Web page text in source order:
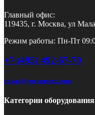
Главный офис:
119435, г. Москва, ул
Режим работы: Пн-Пт
+7 (495) 492-67-70
zakaz@pnevmotex.com
Категории оборудования